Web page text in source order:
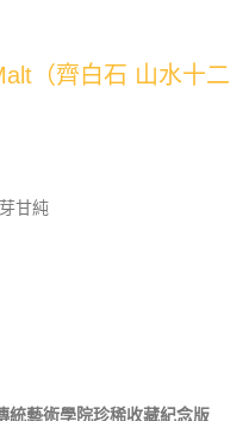
（齊白石 山水十二
甘純
藝術學院珍稀收藏紀念版